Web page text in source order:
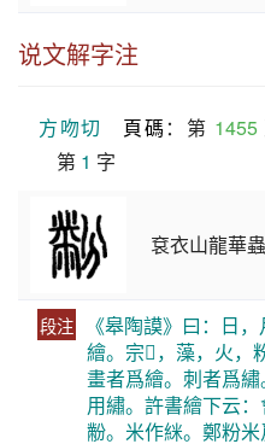
说文解字注
方吻切 頁碼 ：第 1455
第 1 字
袞衣山龍華
段注
《皋陶謨》曰：日
繪。宗𢑴，藻，火，
畫者爲繪。刺者爲
用繡。許書繪下云
黺。米作䋛。鄭粉